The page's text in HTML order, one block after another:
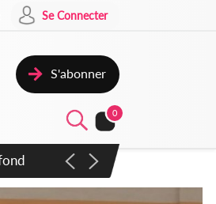
Se Connecter
S'abonner
0